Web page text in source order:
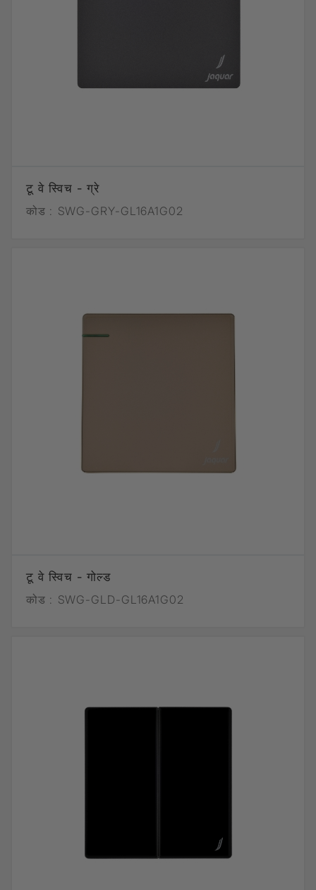
टू वे स्विच - ग्रे
कोड : SWG-GRY-GL16A1G02
टू वे स्विच - गोल्ड
कोड : SWG-GLD-GL16A1G02